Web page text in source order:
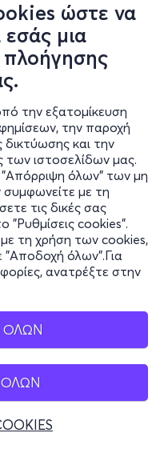
ώστε να
μια
πλοήγησης
την εξατομίκευση
την παροχή
δικτύωσης και την
των ιστοσελίδων μας.
"Απόρριψη όλων" των μη
με τη
τις δικές σας
"Ρυθμίσεις cookies".
τη χρήση των cookies,
"Αποδοχή όλων".Για
ανατρέξτε στην
ΟΛΩΝ